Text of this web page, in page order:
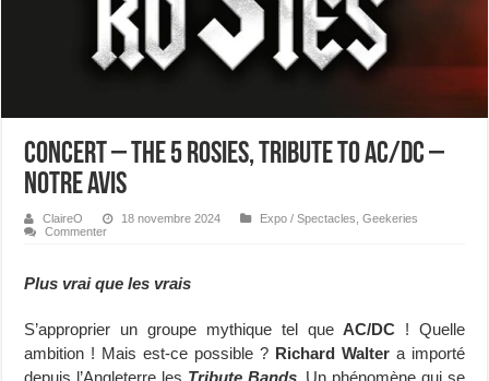
Concert – The 5 Rosies, Tribute To AC/DC –
Notre avis
ClaireO 18 novembre 2024 Expo / Spectacles ,Geekeries
Commenter
Plus vrai que les vrais
S’approprier un groupe mythique tel queAC/DC ! Quelle
ambition ! Mais est-ce possible ? Richard Walter a importé
depuis l’Angleterre les Tribute Bands. Un phénomène qui se